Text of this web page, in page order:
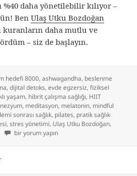
%40 daha yönetilebilir kılıyor –
BenUlaş Utku Bozdoğan
kuranların daha mutlu ve
– siz de başlayın.
hedefi 8000,ashwagandha, beslenme
,dijital detoks,evde egzersiz,fiziksel
yaşam, hibrit çalışma sağlığı, HIIT
, meditasyon, melatonin, mindful
sonrası sağlık, pilates, pratik sağlık
,stres yönetimi, Ulaş Utku Bozdoğan,
Hibrit Çağda Sağlıklı Yaşam Sırları:
bir yorum yapın